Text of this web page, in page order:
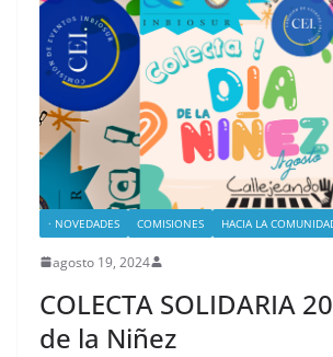
· NOVEDADES COMISIONES HACIA LA
agosto 19, 2024
COLECTA SOLIDARIA
de la Niñez